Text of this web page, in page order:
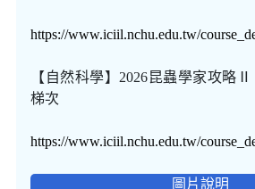
https://www.iciil.nchu.edu.tw/
【自然科學】2026昆蟲學家攻略Ⅱ
梯次
https://www.iciil.nchu.edu.tw/
圖片說明